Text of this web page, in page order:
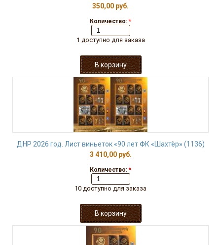
350,00 руб.
Количество: *
1 доступно для заказа
ДНР 2026 год. Лист виньеток «90 лет ФК «Шахтёр» (1136)
3 410,00 руб.
Количество: *
10 доступно для заказа